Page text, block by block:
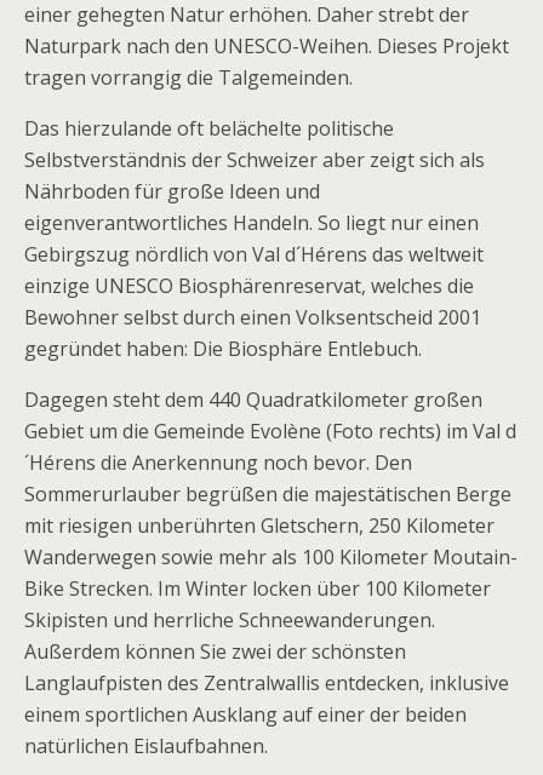
einer gehegten Natur erhöhen. Daher strebt der
Naturpark nach den UNESCO-Weihen. Dieses Projekt
tragen vorrangig die Talgemeinden.
Das hierzulande oft belächelte politische
Selbstverständnis der Schweizer aber zeigt sich als
Nährboden für große Ideen und
eigenverantwortliches Handeln. So liegt nur einen
Gebirgszug nördlich von Val d´Hérens das weltweit
einzige UNESCO Biosphärenreservat, welches die
Bewohner selbst durch einen Volksentscheid 2001
gegründet haben: Die Biosphäre Entlebuch.
Dagegen steht dem 440 Quadratkilometer großen
Gebiet um die Gemeinde Evolène (Foto rechts) im Val d
´Hérens die Aner­kennung noch bevor. Den
Sommerurlauber begrüßen die majestätischen Berge
mit riesigen unberührten Gletschern, 250 Kilometer
Wanderwegen sowie mehr als 100 Kilometer Moutain-
Bike Strecken. Im Winter locken über 100 Kilometer
Skipisten und herrliche Schneewanderungen.
Außerdem können Sie zwei der schönsten
Langlaufpisten des Zentralwallis entdecken, inklusive
einem sportlichen Ausklang auf einer der beiden
natürlichen Eislaufbahnen.